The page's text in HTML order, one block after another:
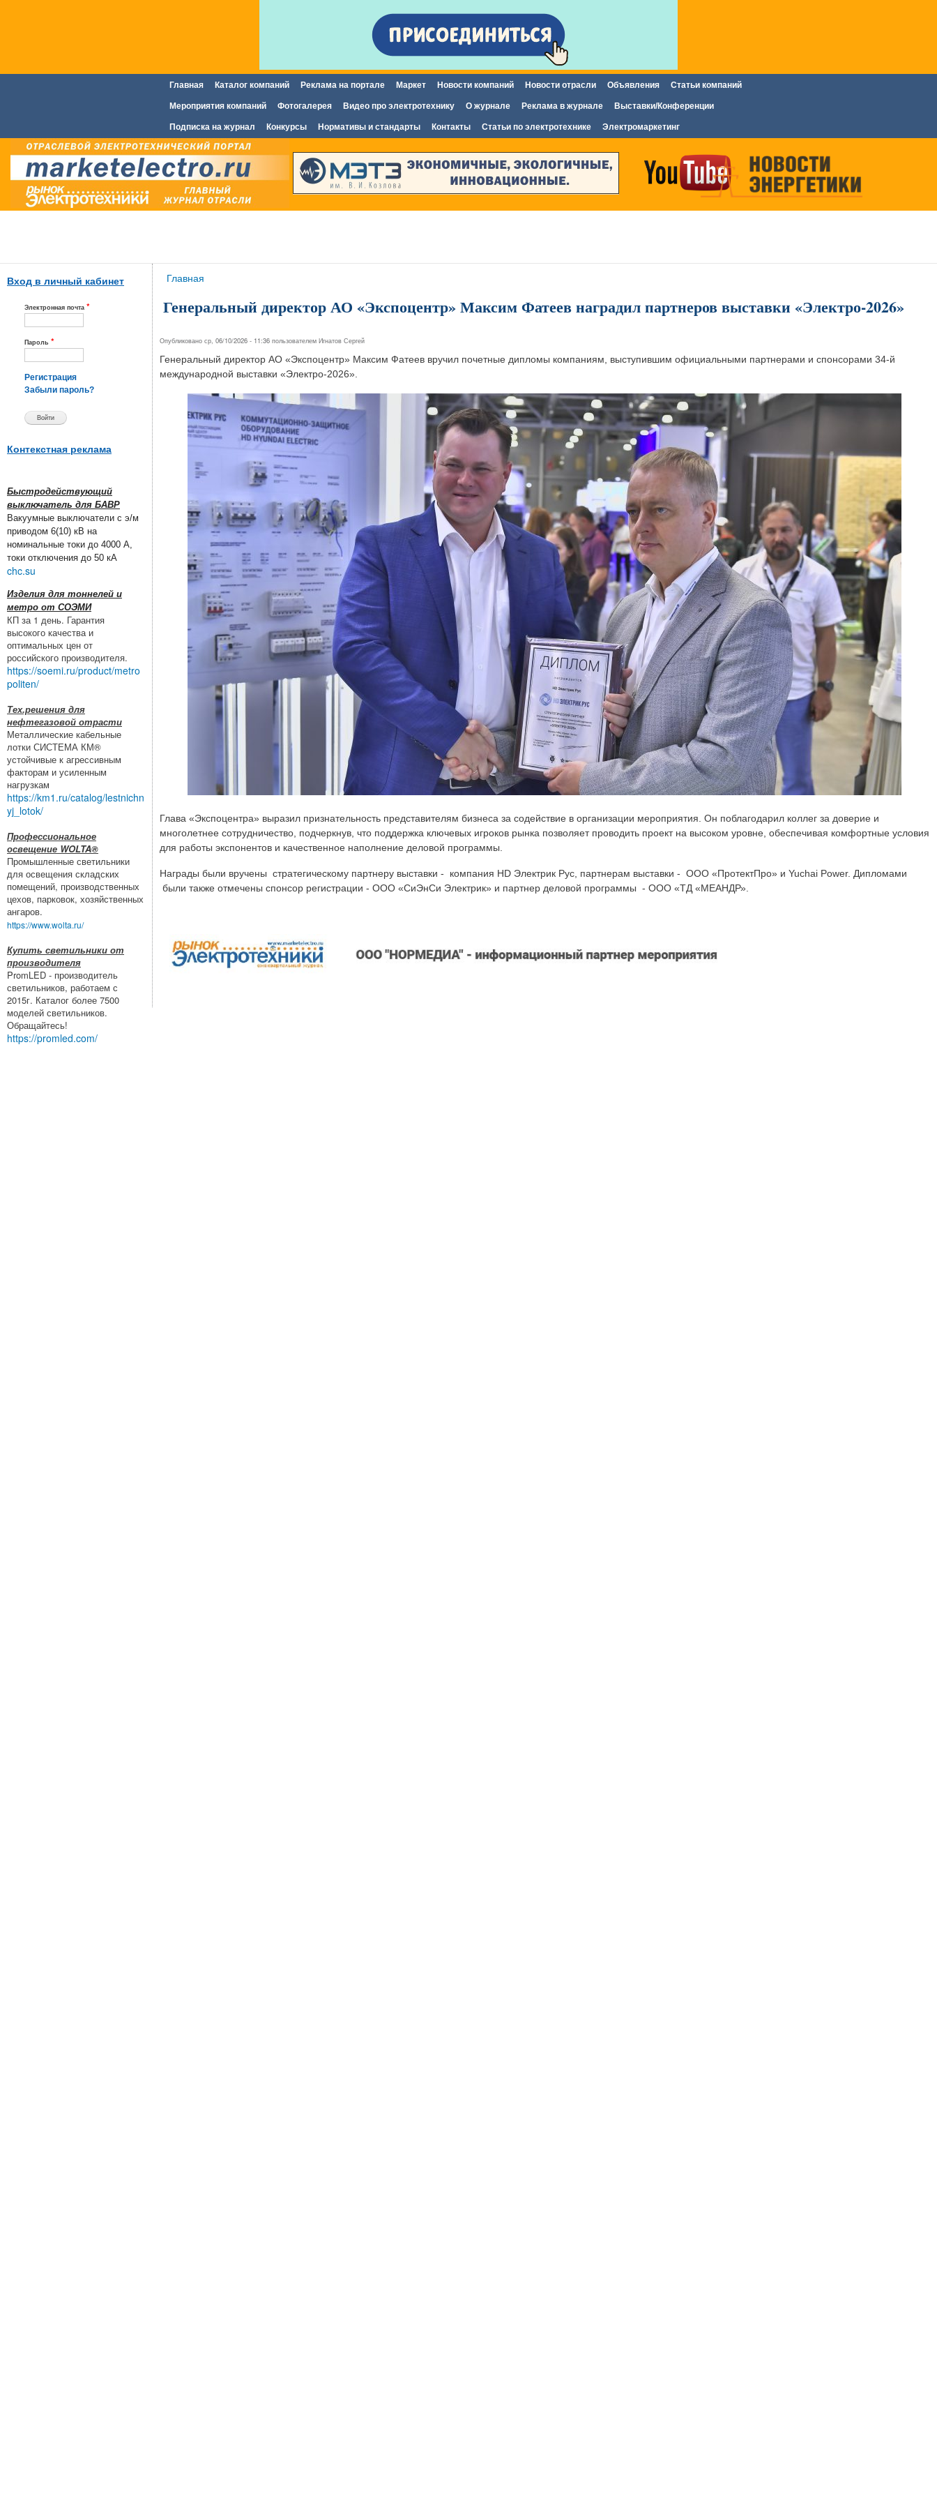
содержанию
Главное меню
Главная Каталог компаний Реклама на портале Маркет Новости компаний Новости отрасли Объявления Статьи компаний
Мероприятия компаний Фотогалерея Видео про электротехнику О журнале Реклама в журнале Выставки/Конференции
Подписка на журнал Конкурсы Нормативы и стандарты Контакты Статьи по электротехнике Электромаркетинг
Вход в личный кабинет
Электронная почта *
Пароль *
Регистрация
Забыли пароль?
Контекстная реклама
Быстродействующий
выключатель для БАВР
Вакуумные выключатели с э/м
приводом 6(10) кВ на
номинальные токи до 4000 А,
токи отключения до 50 кА
chc.su
Изделия для тоннелей и
метро от СОЭМИ
КП за 1 день. Гарантия
высокого качества и
оптимальных цен от
российского производителя.
https://soemi.ru/product/metro
politen/
Тех.решения для
нефтегазовой отрасти
Металлические кабельные
лотки СИСТЕМА КМ®
устойчивые к агрессивным
факторам и усиленным
нагрузкам
https://km1.ru/catalog/lestnichn
yj_lotok/
Профессиональное
освещение WOLTA®
Промышленные светильники
для освещения складских
помещений, производственных
цехов, парковок, хозяйственных
ангаров.
https://www.wolta.ru/
Купить светильники от
производителя
PromLED - производитель
светильников, работаем с
2015г. Каталог более 7500
моделей светильников.
Обращайтесь!
https://promled.com/
Вы здесь
Главная
Генеральный директор АО «Экспоцентр» Максим Фатеев наградил партнеров выставки «Электро-2026»
Опубликовано ср, 06/10/2026 - 11:36 пользователем Игнатов Сергей
Генеральный директор АО «Экспоцентр» Максим Фатеев вручил почетные дипломы компаниям, выступившим официальными партнерами и спонсорами 34-й
международной выставки «Электро-2026».
Глава «Экспоцентра» выразил признательность представителям бизнеса за содействие в организации мероприятия. Он поблагодарил коллег за доверие и
многолетнее сотрудничество, подчеркнув, что поддержка ключевых игроков рынка позволяет проводить проект на высоком уровне, обеспечивая комфортные условия
для работы экспонентов и качественное наполнение деловой программы.
Награды были вручены стратегическому партнеру выставки - компания HD Электрик Рус, партнерам выставки - ООО «ПротектПро» и Yuchai Power. Дипломами
были также отмечены спонсор регистрации - ООО «СиЭнСи Электрик» и партнер деловой программы - ООО «ТД «МЕАНДР».